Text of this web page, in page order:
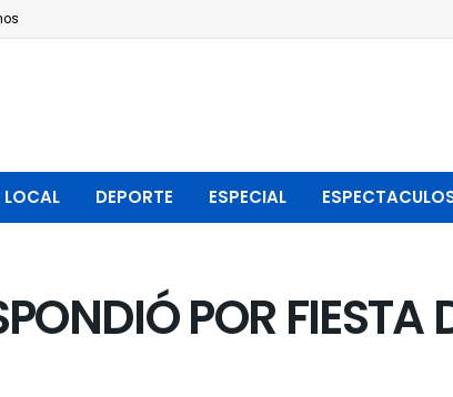
LOCAL DEPORTE ESPECIAL
POR FIESTA